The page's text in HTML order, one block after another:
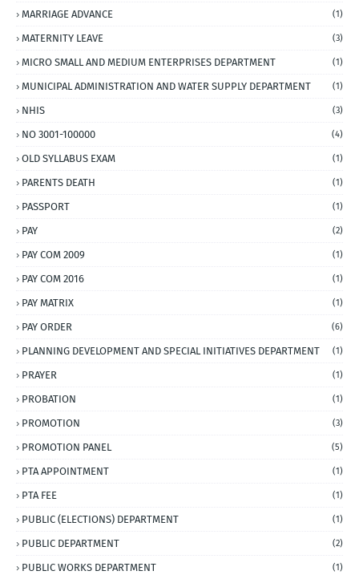
MARRIAGE ADVANCE (1)
MATERNITY LEAVE (3)
MICRO SMALL AND MEDIUM ENTERPRISES DEPARTMENT (1)
MUNICIPAL ADMINISTRATION AND WATER SUPPLY DEPARTMENT (1)
NHIS (3)
NO 3001-100000 (4)
OLD SYLLABUS EXAM (1)
PARENTS DEATH (1)
PASSPORT (1)
PAY (2)
PAY COM 2009 (1)
PAY COM 2016 (1)
PAY MATRIX (1)
PAY ORDER (6)
PLANNING DEVELOPMENT AND SPECIAL INITIATIVES DEPARTMENT (1)
PRAYER (1)
PROBATION (1)
PROMOTION (3)
PROMOTION PANEL (5)
PTA APPOINTMENT (1)
PTA FEE (1)
PUBLIC (ELECTIONS) DEPARTMENT (1)
PUBLIC DEPARTMENT (2)
PUBLIC WORKS DEPARTMENT (1)